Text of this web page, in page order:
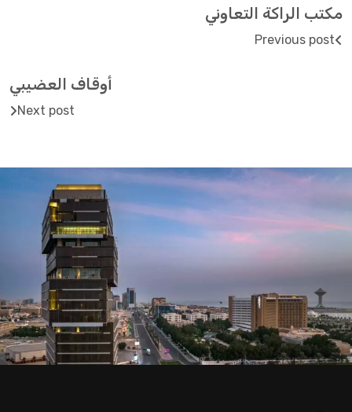
مكتب الراكة التعاوني
Previous post
أوقاف العضيبي
Next post